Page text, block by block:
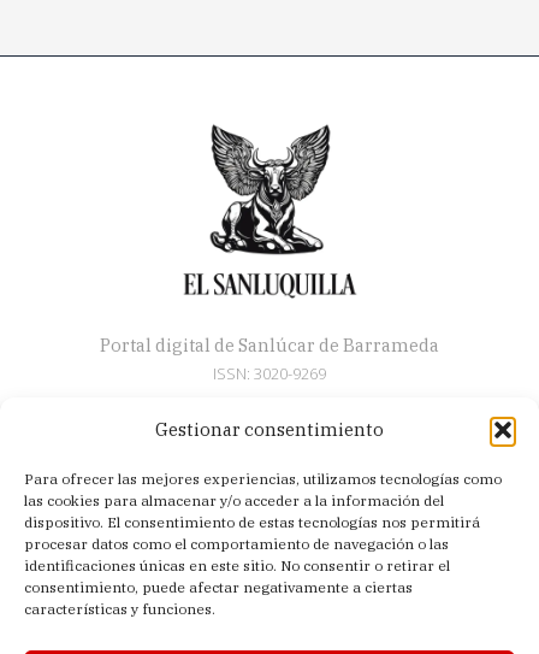
Gestionar consentimiento
Para ofrecer las mejores experiencias, utilizamos tecnologías como
las cookies para almacenar y/o acceder a la información del
dispositivo. El consentimiento de estas tecnologías nos permitirá
procesar datos como el comportamiento de navegación o las
identificaciones únicas en este sitio. No consentir o retirar el
consentimiento, puede afectar negativamente a ciertas
características y funciones.
Portal digital de Sanlúcar de Barrameda
ISSN: 3020-9269
Artículos
Semana Santa
Nosotros
Acerca de